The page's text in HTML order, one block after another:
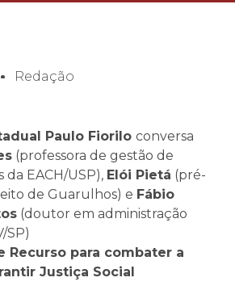
Redação
Paulo Fiorilo conversa
(professora de gestão de
EACH/USP), Elói Pietá (pré-
de Guarulhos) e Fábio
(doutor em administração
SP)
Recurso para combater a
Justiça Social